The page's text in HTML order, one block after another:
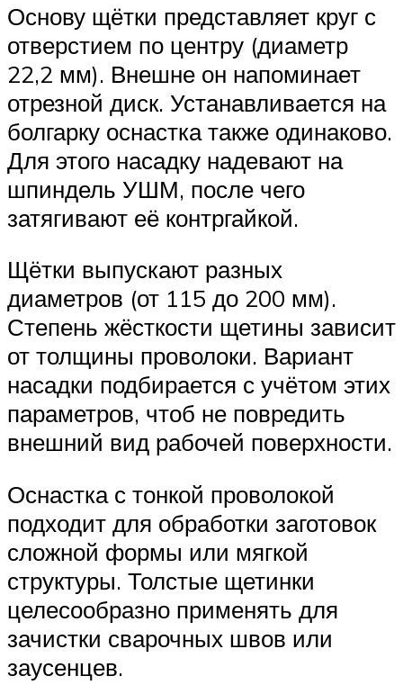
Основу щётки представляет круг с
отверстием по центру (диаметр
22,2 мм). Внешне он напоминает
отрезной диск. Устанавливается на
болгарку оснастка также одинаково.
Для этого насадку надевают на
шпиндель УШМ, после чего
затягивают её контргайкой.
Щётки выпускают разных
диаметров (от 115 до 200 мм).
Степень жёсткости щетины зависит
от толщины проволоки. Вариант
насадки подбирается с учётом этих
параметров, чтоб не повредить
внешний вид рабочей поверхности.
Оснастка с тонкой проволокой
подходит для обработки заготовок
сложной формы или мягкой
структуры. Толстые щетинки
целесообразно применять для
зачистки сварочных швов или
заусенцев.